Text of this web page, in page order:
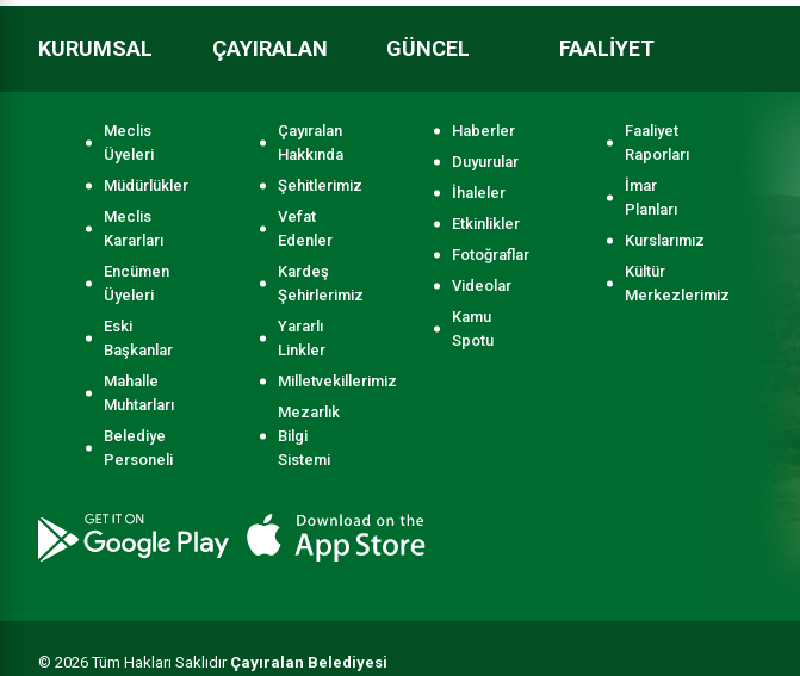
KURUMSAL
Meclis
Üyeleri
Müdürlükler
Meclis
Kararları
Encümen
Üyeleri
Eski
Başkanlar
Mahalle
Muhtarları
Belediye
Personeli
ÇAYIRALAN
Çayıralan
Hakkında
Şehitlerimiz
Vefat
Edenler
Kardeş
Şehirlerimiz
Yararlı
Linkler
Milletvekillerimiz
Mezarlık
Bilgi
Sistemi
GÜNCEL
Haberler
Duyurular
İhaleler
Etkinlikler
Fotoğraflar
Videolar
Kamu
Spotu
FAALİYET
Faaliyet
Raporları
İmar
Planları
Kurslarımız
Kültür
Merkezlerimiz
© 2026 Tüm Hakları Saklıdır Çayıralan Belediyesi